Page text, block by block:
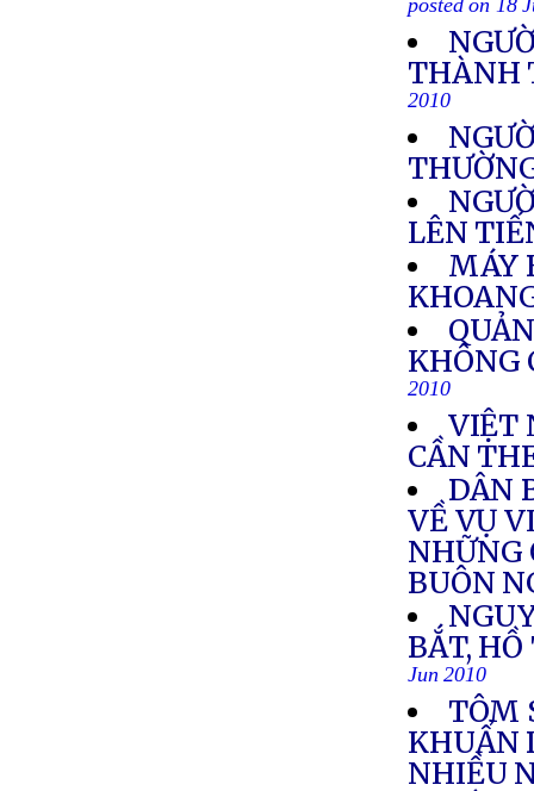
posted on 18
THÀNH
2010
LÊN
MÁY
KHÔNG
2010
VIỆT
CẦN
DÂN
VỀ VỤ
NHỮNG
BUÔN
BẮT,
Jun 2010
TÔM
KHUẨN
NHIỀU